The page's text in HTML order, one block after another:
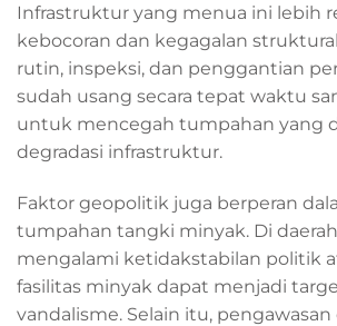
Infrastruktur yang menua ini lebih
kebocoran dan kegagalan
rutin, inspeksi, dan penggantian
sudah usang secara tepat waktu
untuk mencegah tumpahan yang
degradasi infrastruktur.
Faktor geopolitik juga berperan
tumpahan tangki minyak. Di
mengalami ketidakstabilan politik
fasilitas minyak dapat menjadi
vandalisme. Selain itu,